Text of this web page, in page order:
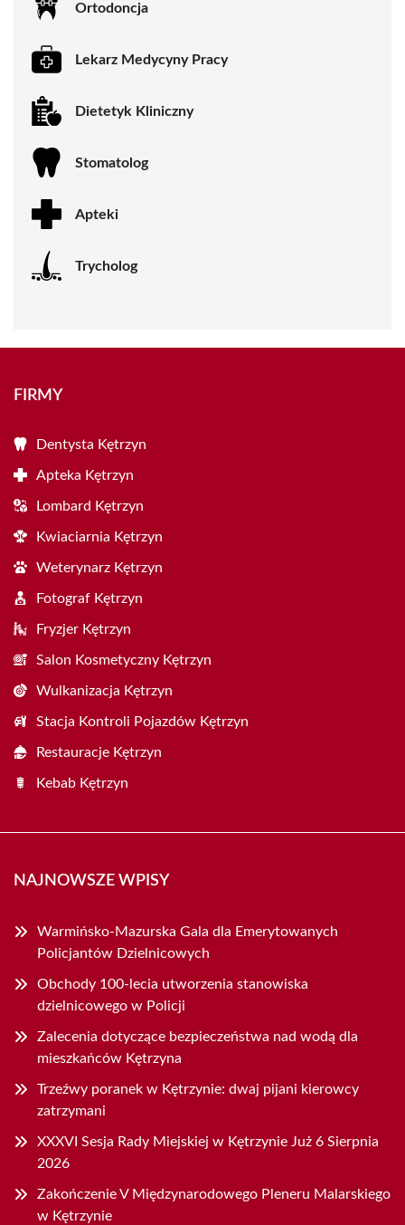
Ortodoncja
Lekarz Medycyny Pracy
Dietetyk Kliniczny
Stomatolog
Apteki
Trycholog
FIRMY
Dentysta Kętrzyn
Apteka Kętrzyn
Lombard Kętrzyn
Kwiaciarnia Kętrzyn
Weterynarz Kętrzyn
Fotograf Kętrzyn
Fryzjer Kętrzyn
Salon Kosmetyczny Kętrzyn
Wulkanizacja Kętrzyn
Stacja Kontroli Pojazdów Kętrzyn
Restauracje Kętrzyn
Kebab Kętrzyn
NAJNOWSZE WPISY
Warmińsko-Mazurska Gala dla Emerytowanych
Policjantów Dzielnicowych
Obchody 100-lecia utworzenia stanowiska
dzielnicowego w Policji
Zalecenia dotyczące bezpieczeństwa nad wodą dla
mieszkańców Kętrzyna
Trzeźwy poranek w Kętrzynie: dwaj pijani kierowcy
zatrzymani
XXXVI Sesja Rady Miejskiej w Kętrzynie Już 6 Sierpnia
2026
Zakończenie V Międzynarodowego Pleneru Malarskiego
w Kętrzynie